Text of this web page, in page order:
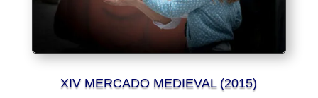
XIV MERCADO MEDIEVAL (2015)